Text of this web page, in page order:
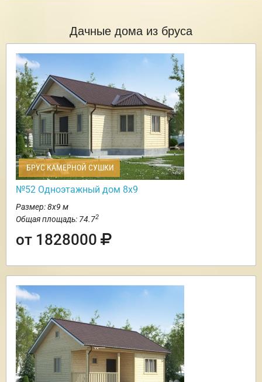
Дачные дома из бруса
БРУС КАМЕРНОЙ СУШКИ
№52 Одноэтажный дом 8х9
Размер: 8х9 м
Общая площадь: 74.72
от 1828000